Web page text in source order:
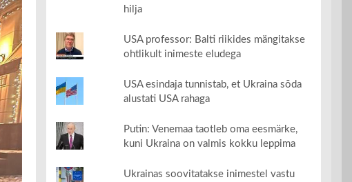
hilja
USA professor: Balti riikides mängitakse
ohtlikult inimeste eludega
USA esindaja tunnistab, et Ukraina sõda
alustati USA rahaga
Putin: Venemaa taotleb oma eesmärke,
kuni Ukraina on valmis kokku leppima
Ukrainas soovitatakse inimestel vastu